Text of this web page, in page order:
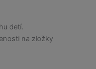
detí.
na zložky